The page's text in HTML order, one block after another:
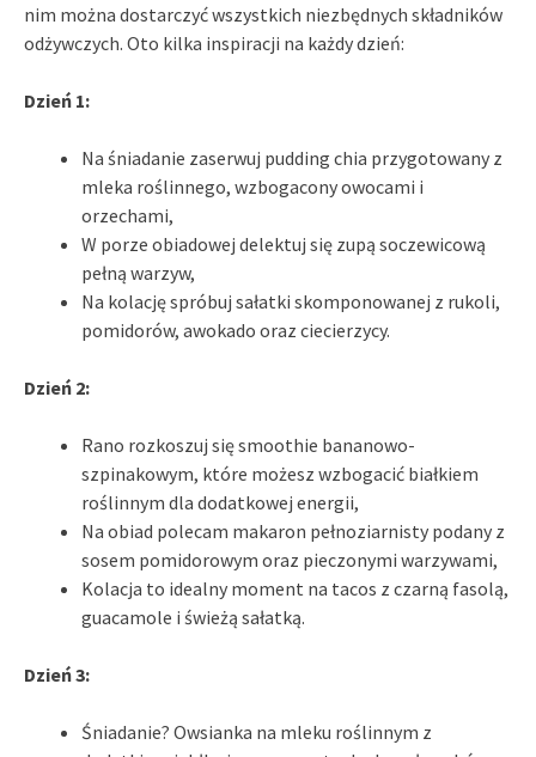
nim można dostarczyć wszystkich niezbędnych składników
odżywczych. Oto kilka inspiracji na każdy dzień:
Dzień 1:
Na śniadanie zaserwuj pudding chia przygotowany z
mleka roślinnego, wzbogacony owocami i
orzechami,
W porze obiadowej delektuj się zupą soczewicową
pełną warzyw,
Na kolację spróbuj sałatki skomponowanej z rukoli,
pomidorów, awokado oraz ciecierzycy.
Dzień 2:
Rano rozkoszuj się smoothie bananowo-
szpinakowym, które możesz wzbogacić białkiem
roślinnym dla dodatkowej energii,
Na obiad polecam makaron pełnoziarnisty podany z
sosem pomidorowym oraz pieczonymi warzywami,
Kolacja to idealny moment na tacos z czarną fasolą,
guacamole i świeżą sałatką.
Dzień 3:
Śniadanie? Owsianka na mleku roślinnym z